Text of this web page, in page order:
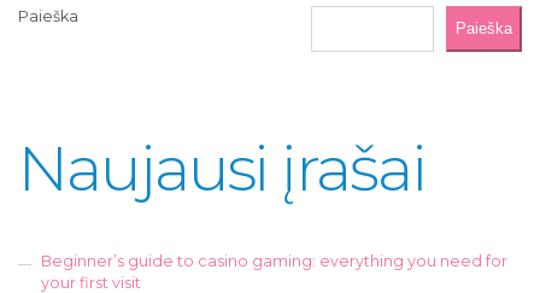
Paieška
Paieška
Naujausi įrašai
Beginner’s guide to casino gaming: everything you need for
your first visit